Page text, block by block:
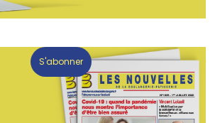
S'abonner